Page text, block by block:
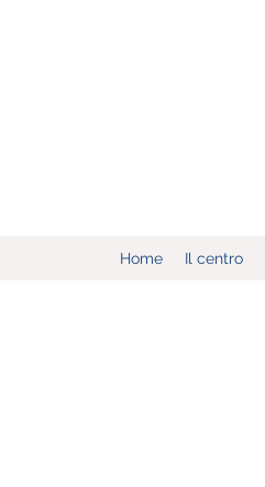
Home Il centro